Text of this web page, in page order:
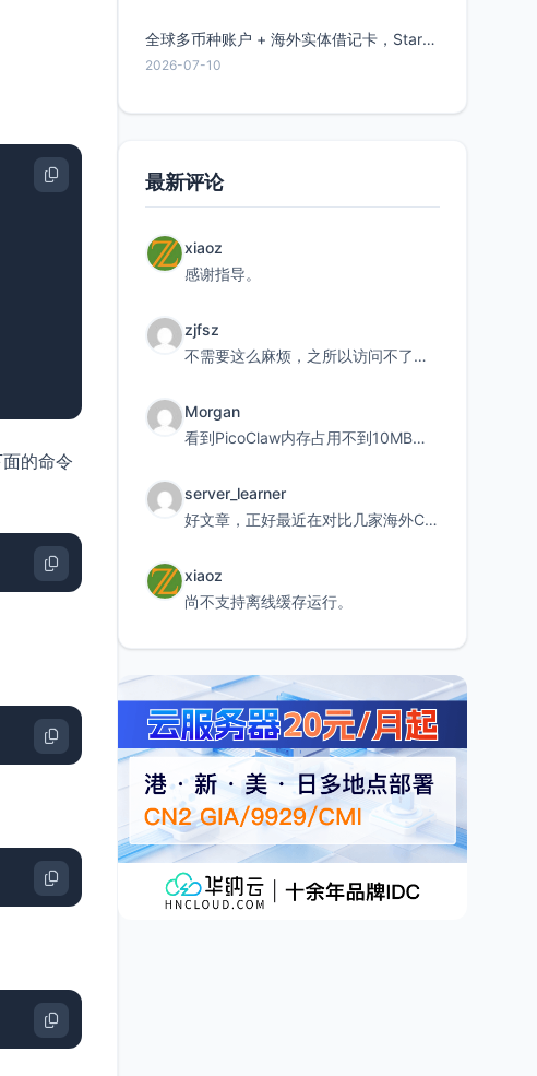
面的命令
全球多币种账户 + 海外实体借记卡，Starryblu开户教程与注意事项
2026-07-10
最新评论
xiaoz
感谢指导。
zjfsz
不需要这么麻烦，之所以访问不了，是由于非对称路由的问题，在爱快主路由添加一条静态路由192.168.
Morgan
看到PicoClaw内存占用不到10MB这个数据真的很惊喜，确实很适合我这种想用旧设备折腾AI的小白
server_learner
好文章，正好最近在对比几家海外CDN。文中提到CF免费版不支持自定义回源端口和HOST这个痛点太真实
xiaoz
尚不支持离线缓存运行。